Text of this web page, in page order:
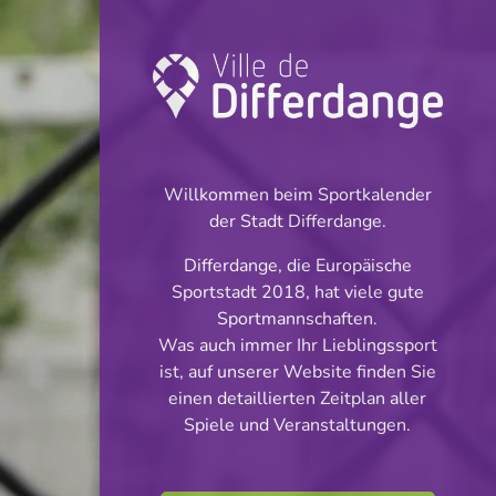
Turnier: Football
INFOS
17.09.2023
16:00
Stade des Mineurs
Teilen
Division 2 - Série 2
Willkommen beim Sportkalender
der Stadt Differdange.
Differdange, die Europäische
Sportstadt 2018, hat viele gute
Sportmannschaften.
Was auch immer Ihr Lieblingssport
ist, auf unserer Website finden Sie
einen detaillierten Zeitplan aller
Spiele und Veranstaltungen.